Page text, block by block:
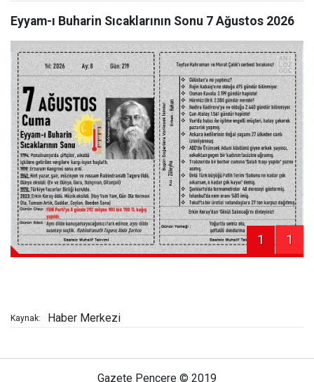
Eyyam-ı Buharin Sıcaklarının Sonu 7 Ağustos 2026
1 1
Kaynak: Haber Merkezi
Gazete Pencere © 2019